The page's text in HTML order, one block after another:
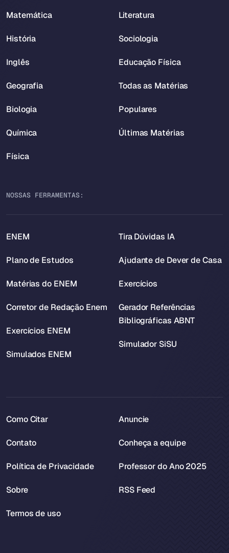
Matemática
História
Inglês
Geografia
Biologia
Química
Física
Literatura
Sociologia
Educação Física
Todas as Matérias
Populares
Últimas Matérias
NOSSAS FERRAMENTAS:
ENEM
Plano de Estudos
Matérias do ENEM
Corretor de Redação Enem
Exercícios ENEM
Simulados ENEM
Tira Dúvidas IA
Ajudante de Dever de Casa
Exercícios
Gerador Referências
Bibliográficas ABNT
Simulador SiSU
Como Citar
Contato
Política de Privacidade
Sobre
Termos de uso
Anuncie
Conheça a equipe
Professor do Ano 2025
RSS Feed